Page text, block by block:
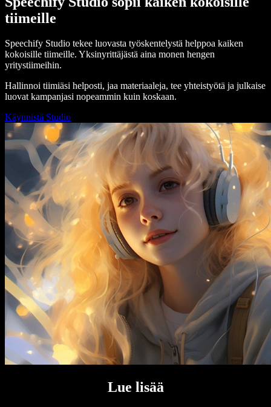
tiimeille
Speechify Studio tekee luovasta työskentelystä helppoa kaiken
kokoisille tiimeille. Yksinyrittäjästä aina monen hengen
yritystiimeihin.
Hallinnoi tiimiäsi helposti, jaa materiaaleja, tee yhteistyötä ja julkaise
luovat kampanjasi nopeammin kuin koskaan.
Käynnistä Studio
Lue lisää